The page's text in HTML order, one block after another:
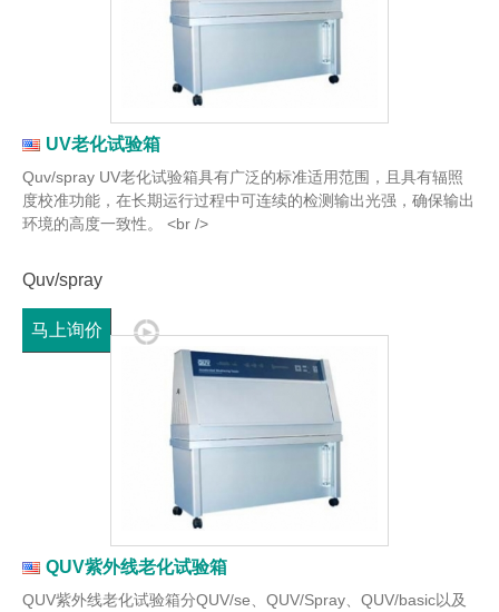
UV老化试验箱
Quv/spray UV老化试验箱具有广泛的标准适用范围，且具有辐照
度校准功能，在长期运行过程中可连续的检测输出光强，确保输出
环境的高度一致性。 <br />
Quv/spray
马上询价
QUV紫外线老化试验箱
QUV紫外线老化试验箱分QUV/se、QUV/Spray、QUV/basic以及